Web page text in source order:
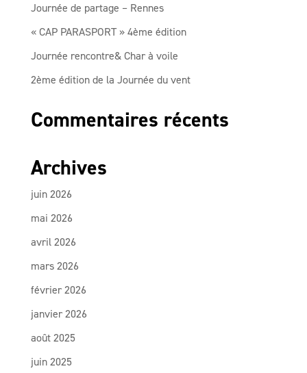
Journée de partage – Rennes
« CAP PARASPORT » 4ème édition
Journée rencontre& Char à voile
2ème édition de la Journée du vent
Commentaires récents
Archives
juin 2026
mai 2026
avril 2026
mars 2026
février 2026
janvier 2026
août 2025
juin 2025